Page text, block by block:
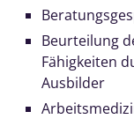
Beurteilung
Fähigkeiten
Ausbilder